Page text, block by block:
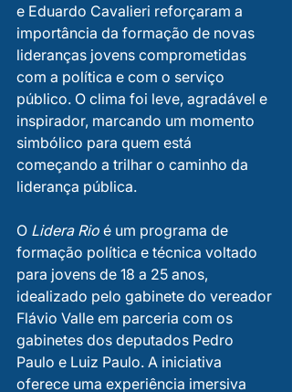
e Eduardo Cavalieri reforçaram a
importância da formação de novas
lideranças jovens comprometidas
com a política e com o serviço
público. O clima foi leve, agradável e
inspirador, marcando um momento
simbólico para quem está
começando a trilhar o caminho da
liderança pública.
O Lidera Rio é um programa de
formação política e técnica voltado
para jovens de 18 a 25 anos,
idealizado pelo gabinete do vereador
Flávio Valle em parceria com os
gabinetes dos deputados Pedro
Paulo e Luiz Paulo. A iniciativa
oferece uma experiência imersiva